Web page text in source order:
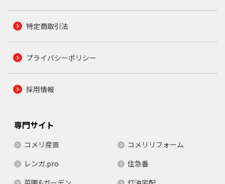
特定商取引法
プライバシーポリシー
採用情報
専門サイト
コメリ産直
コメリリフォーム
レンガ.pro
住急番